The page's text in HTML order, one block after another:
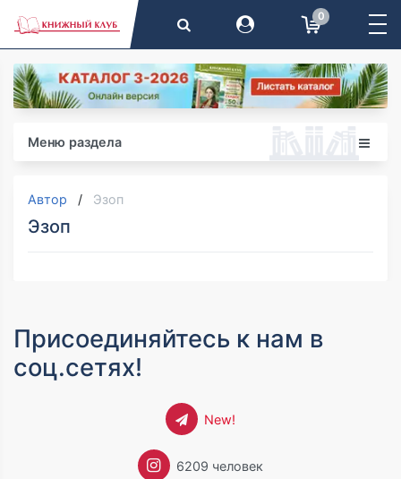
0
Меню раздела
Автор Эзоп
Эзоп
Присоединяйтесь к нам в
соц.сетях!
New!
6209 человек